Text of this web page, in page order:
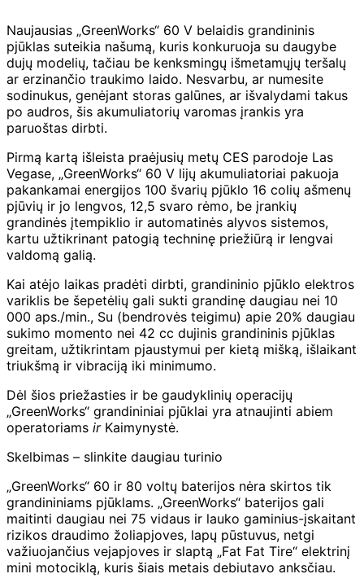
Naujausias „GreenWorks“ 60 V belaidis grandininis
pjūklas suteikia našumą, kuris konkuruoja su daugybe
dujų modelių, tačiau be kenksmingų išmetamųjų teršalų
ar erzinančio traukimo laido. Nesvarbu, ar numesite
sodinukus, genėjant storas galūnes, ar išvalydami takus
po audros, šis akumuliatorių varomas įrankis yra
paruoštas dirbti.
Pirmą kartą išleista praėjusių metų CES parodoje Las
Vegase, „GreenWorks“ 60 V lijų akumuliatoriai pakuoja
pakankamai energijos 100 švarių pjūklo 16 colių ašmenų
pjūvių ir jo lengvos, 12,5 svaro rėmo, be įrankių
grandinės įtempiklio ir automatinės alyvos sistemos,
kartu užtikrinant patogią techninę priežiūrą ir lengvai
valdomą galią.
Kai atėjo laikas pradėti dirbti, grandininio pjūklo elektros
variklis be šepetėlių gali sukti grandinę daugiau nei 10
000 aps./min., Su (bendrovės teigimu) apie 20% daugiau
sukimo momento nei 42 cc dujinis grandininis pjūklas
greitam, užtikrintam pjaustymui per kietą mišką, išlaikant
triukšmą ir vibraciją iki minimumo.
Dėl šios priežasties ir be gaudyklinių operacijų
„GreenWorks“ grandininiai pjūklai yra atnaujinti abiem
operatoriams irKaimynystė.
Skelbimas – slinkite daugiau turinio
„GreenWorks“ 60 ir 80 voltų baterijos nėra skirtos tik
grandininiams pjūklams. „GreenWorks“ baterijos gali
maitinti daugiau nei 75 vidaus ir lauko gaminius-įskaitant
rizikos draudimo žoliapjoves, lapų pūstuvus, netgi
važiuojančius vejapjoves ir slaptą „Fat Fat Tire“ elektrinį
mini motociklą, kuris šiais metais debiutavo anksčiau.